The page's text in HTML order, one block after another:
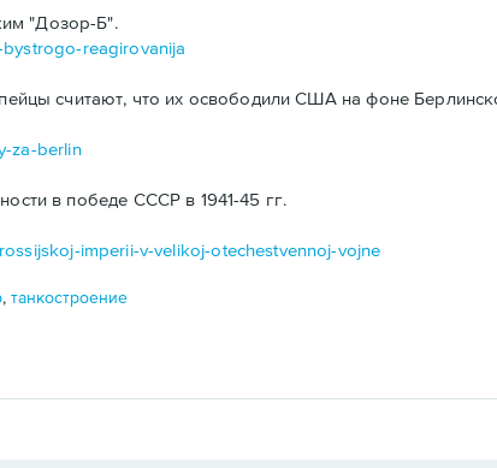
"Дозор-Б".
reagirovanija
считают, что их освободили США на фоне
za-berlin
в победе СССР в 1941-45 гг.
imperii-v-velikoj-otechestvennoj-vojne
,танкостроение